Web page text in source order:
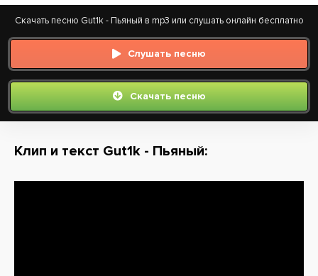
Скачать песню Gut1k - Пьяный в mp3 или слушать онлайн бесплатно
Слушать песню
Скачать песню
Клип и текст Gut1k - Пьяный: